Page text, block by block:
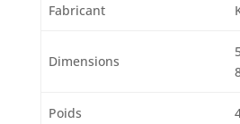
Fabricant
Dimensions
Poids